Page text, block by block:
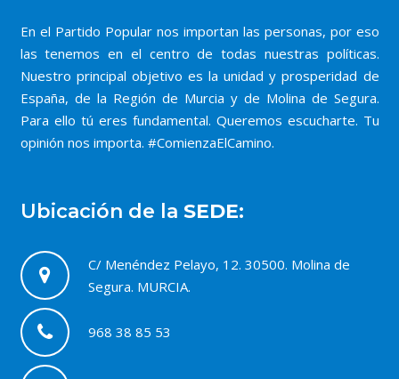
En el Partido Popular nos importan las personas, por eso
las tenemos en el centro de todas nuestras políticas.
Nuestro principal objetivo es la unidad y prosperidad de
España, de la Región de Murcia y de Molina de Segura.
Para ello tú eres fundamental. Queremos escucharte. Tu
opinión nos importa. #ComienzaElCamino.
Ubicación de la SEDE:
C/ Menéndez Pelayo, 12. 30500. Molina de
Segura. MURCIA.
968 38 85 53